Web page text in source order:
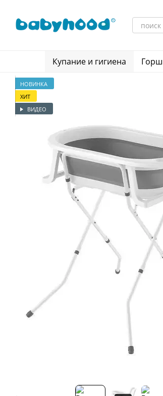
Купание и гигиена
НОВИНКА
ХИТ
ВИДЕО